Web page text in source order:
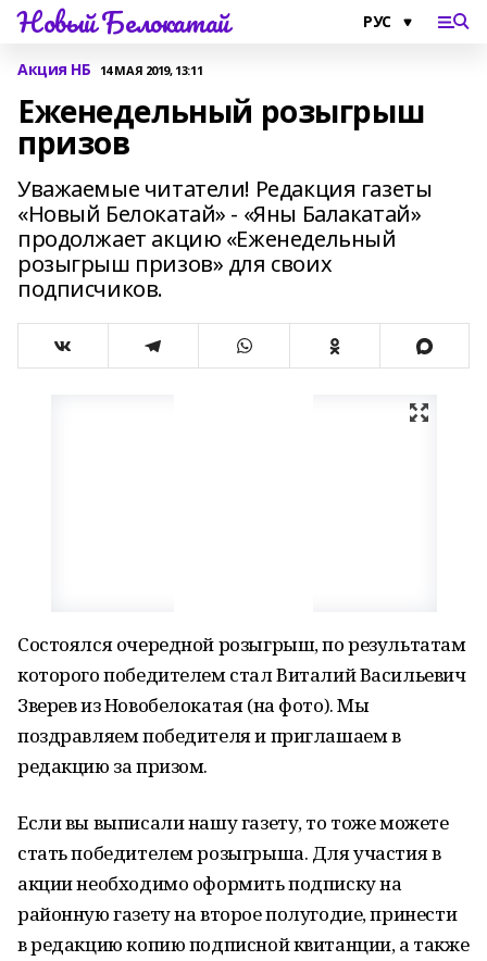
Новый Белокатай
Акция НБ 14 МАЯ 2019, 13:11
Еженедельный розыгрыш
призов
Уважаемые читатели! Редакция газеты
«Новый Белокатай» - «Яны Балакатай»
продолжает акцию «Еженедельный
розыгрыш призов» для своих
подписчиков.
Состоялся очередной розыгрыш, по результатам
которого победителем стал Виталий Васильевич
Зверев из Новобелокатая (на фото). Мы
поздравляем победителя и приглашаем в
редакцию за призом.
Если вы выписали нашу газету, то тоже можете
стать победителем розыгрыша. Для участия в
акции необходимо оформить подписку на
районную газету на второе полугодие, принести
в редакцию копию подписной квитанции, а также